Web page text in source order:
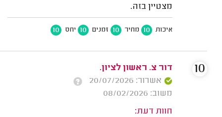
מצטיין בזה.
איכות 10 מחיר 10 זמנים 10 יחס 10
דור צ. ראשון לציון.
אשרור: 20/07/2026
משוב: 08/02/2026
חוות דעת:
10